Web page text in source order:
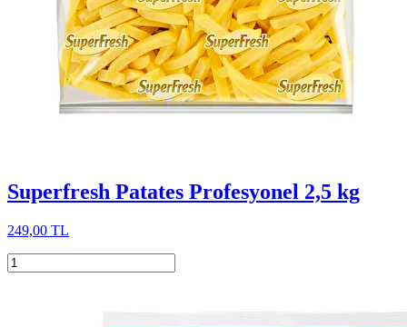
Superfresh Patates Profesyonel 2,5 kg
249,00 TL